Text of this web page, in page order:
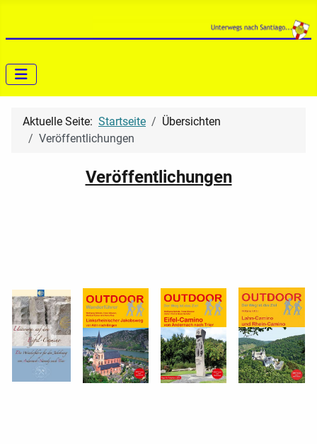
Aktuelle Seite: Startseite
Übersichten
Veröffentlichungen
Veröffentlichungen